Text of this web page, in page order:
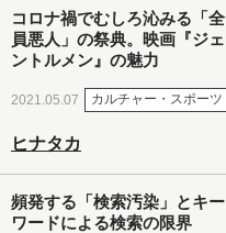
コロナ禍でむしろ沁みる「全
員悪人」の祭典。映画『ジェ
ントルメン』の魅力
2021.05.07 カルチャー・スポーツ
ヒナタカ
頻発する「検索汚染」とキー
ワードによる検索の限界